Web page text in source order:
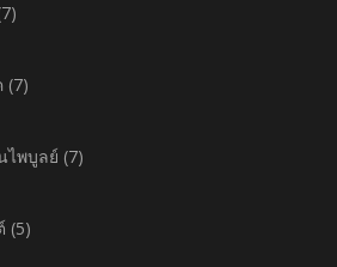
(7)
ไพบูลย์ (7)
(5)